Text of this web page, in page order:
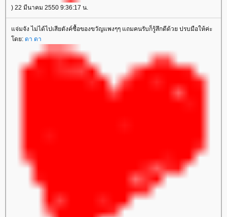
) 22 มีนาคม 2550 9:36:17 น.
จ่มจัง ไม่ได้ไปเสียตังค์ซื้อของขวัญแพงๆๆ แถมคนรับก็รู้สึกดีด้วย ปรบมือให้ค่ะ
ดย: ดา ดา